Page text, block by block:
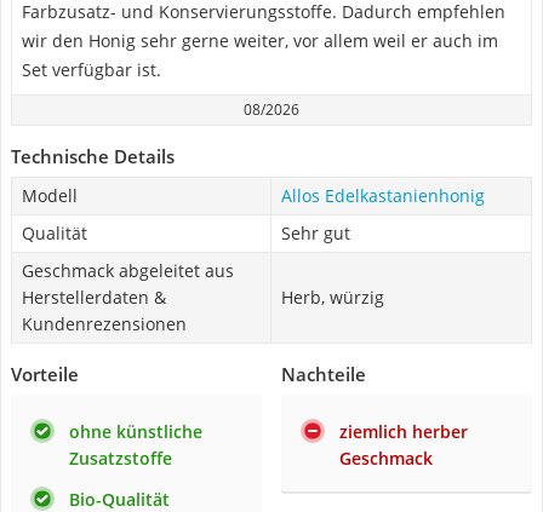
Farbzusatz- und Konservierungsstoffe. Dadurch empfehlen
wir den Honig sehr gerne weiter, vor allem weil er auch im
Set verfügbar ist.
08/2026
Technische Details
Modell
Allos Edelkastanienhonig
Qualität
Sehr gut
Geschmack abgeleitet aus
Herstellerdaten &
Kundenrezensionen
Herb, würzig
Vorteile
ohne künstliche
Zusatzstoffe
Bio-Qualität
Nachteile
ziemlich herber
Geschmack